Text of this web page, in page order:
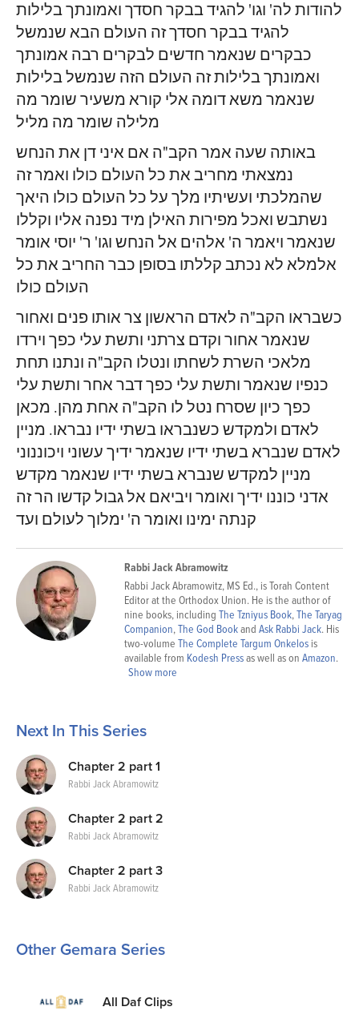
להודות לה' וגו' להגיד בבקר חסדך ואמונתך בלילות
להגיד בבקר חסדך זה העולם הבא שנמשל
כבקרים שנאמר חדשים לבקרים רבה אמונתך
ואמונתך בלילות זה העולם הזה שנמשל בלילות
שנאמר משא דומה אלי קורא משעיר שומר מה
מלילה שומר מה מליל
באותה שעה אמר הקב"ה אם איני דן את הנחש
נמצאתי מחריב את כל העולם כולו ואמר זה
שהמלכתי ועשיתיו מלך על כל העולם כולו היאך
נשתבש ואכל מפירות האילן מיד נפנה אליו וקללו
שנאמר ויאמר ה' אלהים אל הנחש וגו' ר' יוסי אומר
אלמלא לא נכתב קללתו בסופן כבר החריב את כל
העולם כולו
כשבראו הקב"ה לאדם הראשון צר אותו פנים ואחור
שנאמר אחור וקדם צרתני ותשת עלי כפך וירדו
מלאכי השרת לשחתו ונטלו הקב"ה ונתנו תחת
כנפיו שנאמר ותשת עלי כפך דבר אחר ותשת עלי
כפך כיון שסרח נטל לו הקב"ה אחת מהן. מכאן
לאדם ולמקדש כשנבראו בשתי ידיו נבראו. מניין
לאדם שנברא בשתי ידיו שנאמר ידיך עשוני ויכוננוני
מניין למקדש שנברא בשתי ידיו שנאמר מקדש
אדני כוננו ידיך ואומר ויביאם אל גבול קדשו הר זה
קנתה ימינו ואומר ה' ימלוך לעולם ועד
Rabbi Jack Abramowitz
Rabbi Jack Abramowitz, MS Ed., is Torah Content
Editor at the Orthodox Union. He is the author of
nine books, including The Tzniyus Book,The Taryag
Companion,The God Bookand Ask Rabbi Jack. His
two-volume The Complete Targum Onkelosis
available from Kodesh Pressas well as on Amazon.
Show more
Next In This Series
Chapter 2 part 1
Rabbi Jack Abramowitz
Chapter 2 part 2
Rabbi Jack Abramowitz
Chapter 2 part 3
Rabbi Jack Abramowitz
Other Gemara Series
All Daf Clips